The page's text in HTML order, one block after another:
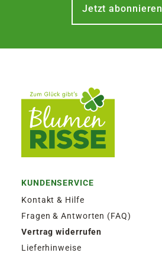
Jetzt abonnieren
KUNDENSERVICE
Kontakt & Hilfe
Fragen & Antworten (FAQ)
Vertrag widerrufen
Lieferhinweise